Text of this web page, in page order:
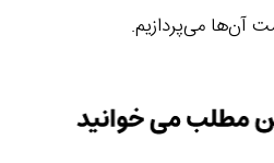
آن‌ها می‌پردازیم.